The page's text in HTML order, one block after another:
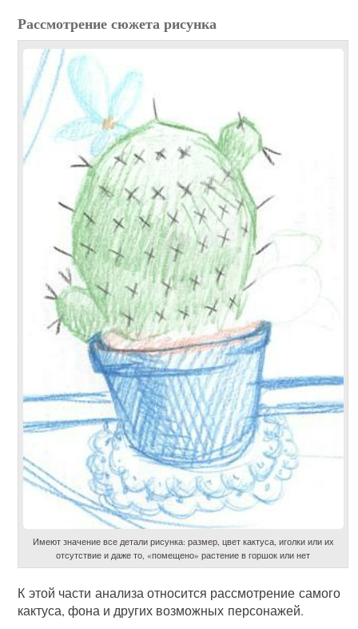
Рассмотрение сюжета рисунка
Имеют значение все детали рисунка: размер, цвет кактуса, иголки или их
отсутствие и даже то, «помещено» растение в горшок или нет
К этой части анализа относится рассмотрение самого
кактуса, фона и других возможных персонажей.